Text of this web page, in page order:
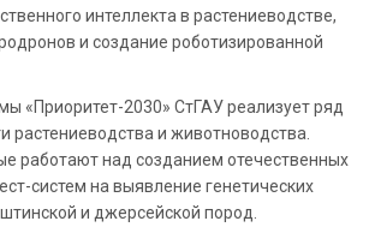
интеллекта в растениеводстве,
и создание роботизированной
«Приоритет-2030» СтГАУ реализует ряд
растениеводства и животноводства.
работают над созданием отечественных
систем на выявление генетических
и джерсейской пород.